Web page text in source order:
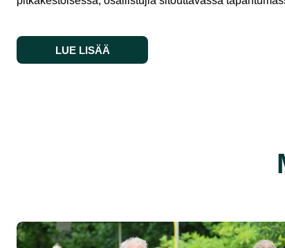
LUE LISÄÄ